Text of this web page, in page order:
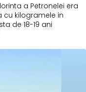
a Petronelei era
cu kilogramele in
de 18-19 ani